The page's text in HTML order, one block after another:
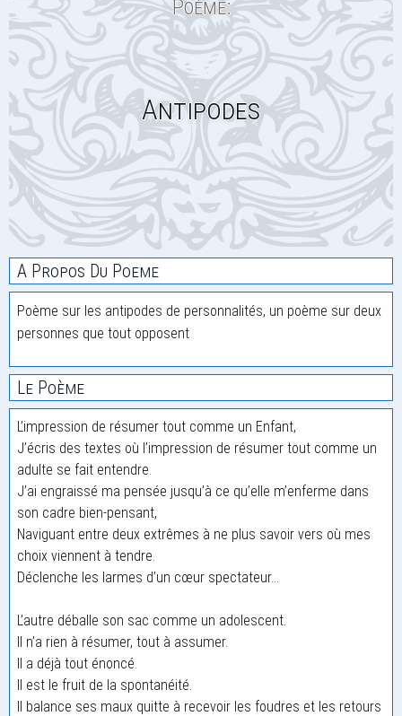
Poème:
Antipodes
A Propos Du Poeme
Poème sur les antipodes de personnalités, un poème sur deux
personnes que tout opposent
Le Poème
L’impression de résumer tout comme un Enfant,
J’écris des textes où l’impression de résumer tout comme un
adulte se fait entendre.
J’ai engraissé ma pensée jusqu’à ce qu’elle m’enferme dans
son cadre bien-pensant,
Naviguant entre deux extrêmes à ne plus savoir vers où mes
choix viennent à tendre.
Déclenche les larmes d’un cœur spectateur…
L’autre déballe son sac comme un adolescent.
Il n’a rien à résumer, tout à assumer.
Il a déjà tout énoncé.
Il est le fruit de la spontanéité.
Il balance ses maux quitte à recevoir les foudres et les retours